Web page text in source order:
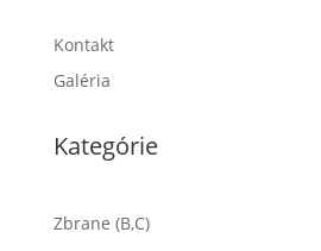
Kontakt
Galéria
Kategórie
Zbrane (B,C)